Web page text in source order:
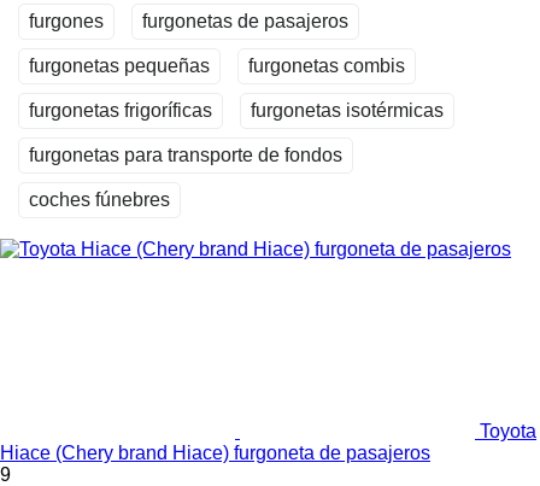
furgones furgonetas de pasajeros
furgonetas pequeñas furgonetas combis
furgonetas frigoríficas furgonetas isotérmicas
furgonetas para transporte de fondos
coches fúnebres
Toyota
Hiace (Chery brand Hiace) furgoneta de pasajeros
9